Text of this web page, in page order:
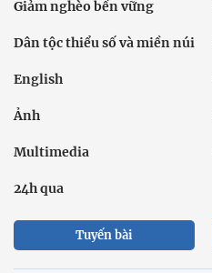
Giảm nghèo bền vững
Dân tộc thiểu số và miền núi
English
Ảnh
Multimedia
24h qua
Tuyến bài